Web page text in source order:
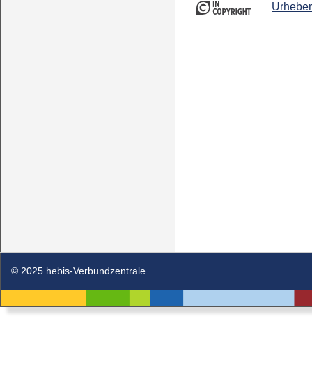
© 2025 hebis-Verbundzentrale